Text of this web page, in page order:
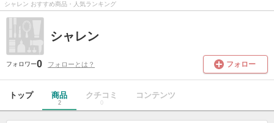
シャレン おすすめ商品・人気ランキング
シャレン
フォロワー0 フォローとは？ フォロー
トップ 商品
2
クチコミ
0
コンテンツ